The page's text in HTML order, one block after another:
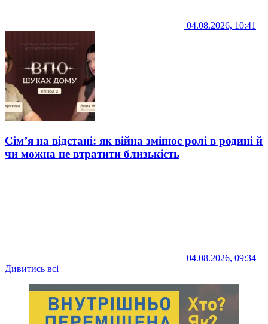
04.08.2026, 10:41
Сім’я на відстані: як війна змінює ролі в родині й
чи можна не втратити близькість
04.08.2026, 09:34
Дивитись всі